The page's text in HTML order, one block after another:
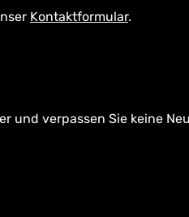
Kontaktformular.
und verpassen Sie keine